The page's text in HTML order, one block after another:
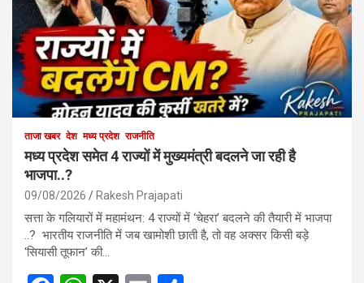
ताजा खबर देश मध्य प्रदेश राजनीति
मध्य प्रदेश समेत 4 राज्यों में मुख्यमंत्री बदलने जा रही है
भाजपा..?
09/08/2026 Rakesh Prajapati
सत्ता के गलियारों में महामंथन: 4 राज्यों में ‘चेहरा’ बदलने की तैयारी में भाजपा
..? भारतीय राजनीति में जब खामोशी छाती है, तो वह अक्सर किसी बड़े
‘सियासी तूफान’ की…